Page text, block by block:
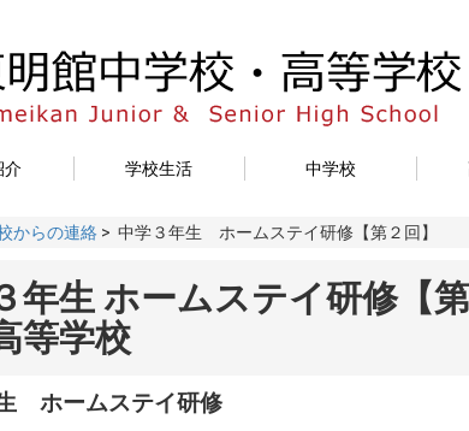
介 学校生活 中学校
からの連絡 > 中学３年生 ホームステイ研修【第２回】
年生 ホームステイ研修【
等学校
ホームステイ研修